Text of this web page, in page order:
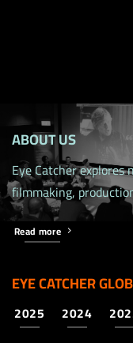
ABOUT US
Eye Catcher
filmmaking,
Read more
EYE CATCHER
2025 2024